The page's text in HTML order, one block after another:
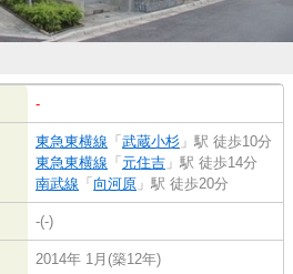
-
東急東横線 「 武蔵小杉 」駅 徒歩10分
東急東横線 「 元住吉 」駅 徒歩14分
南武線 「 向河原 」駅 徒歩20分
-(-)
2014年 1月(築12年)